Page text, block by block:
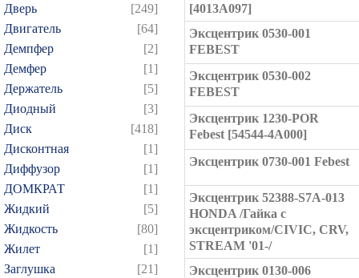
Дверь
[249]
Двигатель
[64]
Демпфер
[2]
Демфер
[1]
Держатель
[5]
Диодный
[3]
Диск
[418]
Дисконтная
[1]
Диффузор
[1]
ДОМКРАТ
[1]
Жидкий
[5]
Жидкость
[80]
Жилет
[1]
Заглушка
[21]
[4013A097]
Эксцентрик 0530-001
FEBEST
Эксцентрик 0530-002
FEBEST
Эксцентрик 1230-POR
Febest [54544-4A000]
Эксцентрик 0730-001 Febest
Эксцентрик 52388-S7A-013
HONDA /Гайка с
эксцентриком/CIVIC, CRV,
STREAM '01-/
Эксцентрик 0130-006